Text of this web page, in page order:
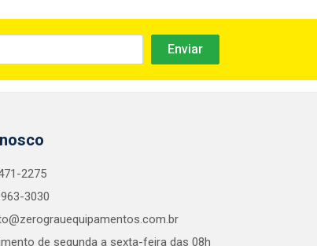
2275
3030
de segunda a sexta-feira das 08h